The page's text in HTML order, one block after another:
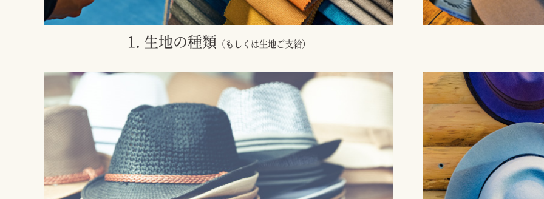
1. 生地の種類 （もしくは生地ご支給）